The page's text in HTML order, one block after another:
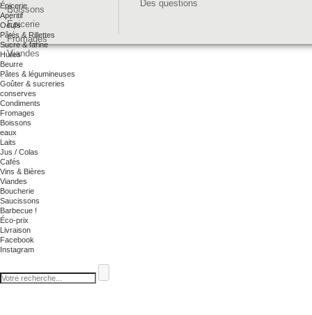
Épicerie
Apéritif
Oeufs
Pâtés & Rillettes
Sucre & farine
Huiles
Beurre
Pâtes & légumineuses
Goûter & sucreries
conserves
Condiments
Fromages
Boissons
eaux
Laits
Jus / Colas
Cafés
Vins & Bières
Viandes
Boucherie
Saucissons
Barbecue !
Éco-prix
Livraison
Facebook
Instagram
Boissons
Épicerie
Fromages
Viandes
Des questions